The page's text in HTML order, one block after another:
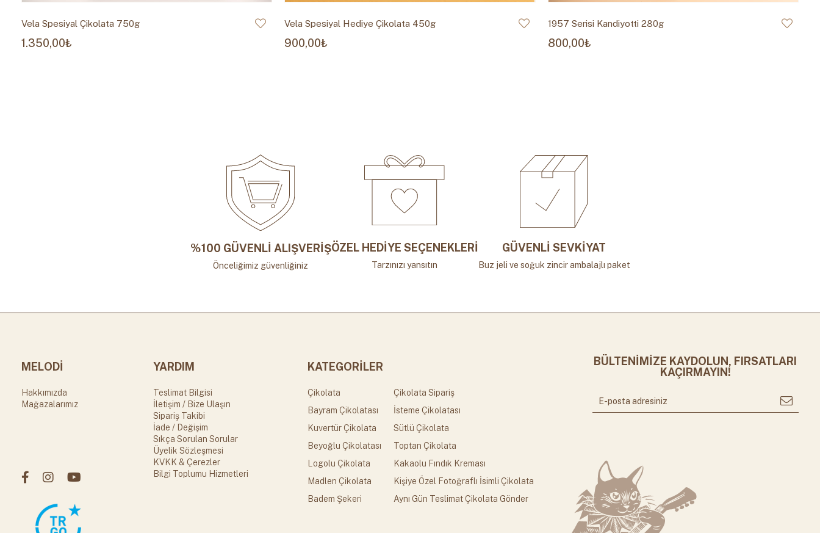
Vela Spesiyal Çikolata 750g
1.350,00₺
Vela Spesiyal Hediye Çikolata 450g
900,00₺
1957 Serisi Kandiyotti 280g
800,00₺
%100 GÜVENLİ ALIŞVERİŞ
Önceliğimiz güvenliğiniz
ÖZEL HEDİYE SEÇENEKLERİ
Tarzınızı yansıtın
GÜVENLİ SEVKİYAT
Buz jeli ve soğuk zincir ambalajlı paket
MELODİ
Hakkımızda
Mağazalarımız
YARDIM
Teslimat Bilgisi
İletişim / Bize Ulaşın
Sipariş Takibi
İade / Değişim
Sıkça Sorulan Sorular
Üyelik Sözleşmesi
KVKK & Çerezler
Bilgi Toplumu Hizmetleri
KATEGORİLER
Çikolata
Çikolata Sipariş
Bayram Çikolatası
İsteme Çikolatası
Kuvertür Çikolata
Sütlü Çikolata
Beyoğlu Çikolatası
Toptan Çikolata
Logolu Çikolata
Kakaolu Fındık Kreması
Madlen Çikolata
Kişiye Özel Fotoğraflı İsimli Çikolata
Badem Şekeri
Aynı Gün Teslimat Çikolata Gönder
BÜLTENİMİZE KAYDOLUN, FIRSATLARI
KAÇIRMAYIN!